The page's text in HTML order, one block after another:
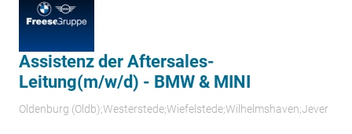
Assistenz der Aftersales-
Leitung(m/w/d) - BMW & MINI
Oldenburg (Oldb);Westerstede;Wiefelstede;Wilhelmshaven;Jever